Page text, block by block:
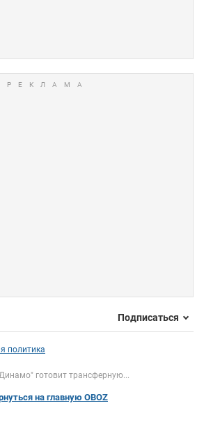
Подписаться
политика
готовит трансферную...
на главную OBOZ